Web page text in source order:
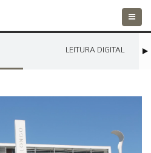
Toggle
LEITURA DIGITAL